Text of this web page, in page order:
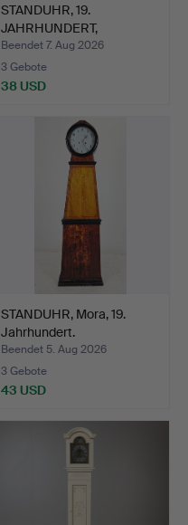
STANDUHR, 19.
JAHRHUNDERT,
ZIFFERBLATT GES…
Beendet 7. Aug 2026
3 Gebote
38 USD
STANDUHR, Mora, 19.
Jahrhundert.
Beendet 5. Aug 2026
3 Gebote
43 USD